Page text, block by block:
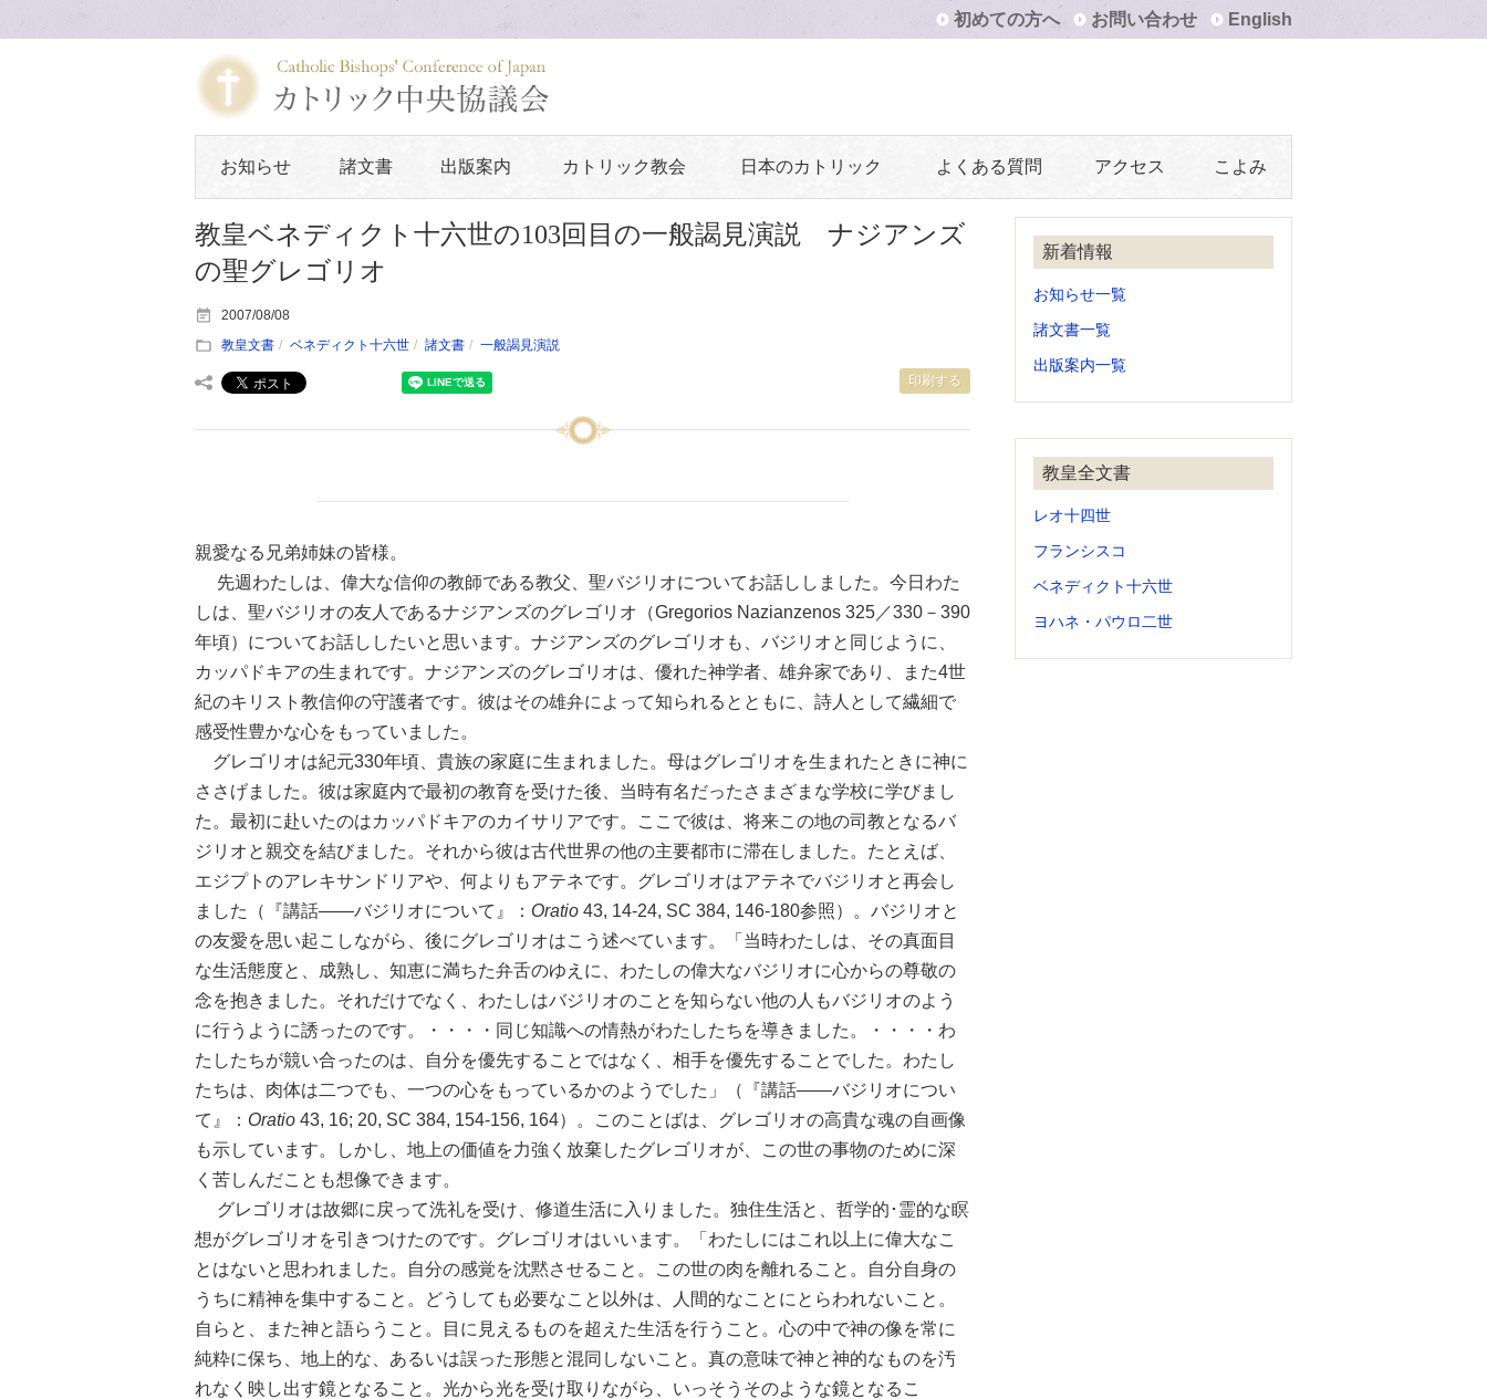
初めての方へ お問い合わせ English
お知らせ 諸文書 出版案内 カトリック教会 日本のカトリック よくある質問 アクセス こよみ
教皇ベネディクト十六世の103回目の一般謁見演説 ナジアンズ
の聖グレゴリオ
印刷する
2007/08/08
教皇文書
ベネディクト十六世 諸文書 一般謁見演説
親愛なる兄弟姉妹の皆様。
先週わたしは、偉大な信仰の教師である教父、聖バジリオについてお話ししました。今日わた
しは、聖バジリオの友人であるナジアンズのグレゴリオ（Gregorios Nazianzenos 325／330－390
年頃）についてお話ししたいと思います。ナジアンズのグレゴリオも、バジリオと同じように、
カッパドキアの生まれです。ナジアンズのグレゴリオは、優れた神学者、雄弁家であり、また4世
紀のキリスト教信仰の守護者です。彼はその雄弁によって知られるとともに、詩人として繊細で
感受性豊かな心をもっていました。
グレゴリオは紀元330年頃、貴族の家庭に生まれました。母はグレゴリオを生まれたときに神に
ささげました。彼は家庭内で最初の教育を受けた後、当時有名だったさまざまな学校に学びまし
た。最初に赴いたのはカッパドキアのカイサリアです。ここで彼は、将来この地の司教となるバ
ジリオと親交を結びました。それから彼は古代世界の他の主要都市に滞在しました。たとえば、
エジプトのアレキサンドリアや、何よりもアテネです。グレゴリオはアテネでバジリオと再会し
ました（『講話――バジリオについて』： Oratio 43, 14-24, SC 384, 146-180参照）。バジリオと
の友愛を思い起こしながら、後にグレゴリオはこう述べています。「当時わたしは、その真面目
な生活態度と、成熟し、知恵に満ちた弁舌のゆえに、わたしの偉大なバジリオに心からの尊敬の
念を抱きました。それだけでなく、わたしはバジリオのことを知らない他の人もバジリオのよう
に行うように誘ったのです。・・・・同じ知識への情熱がわたしたちを導きました。・・・・わ
たしたちが競い合ったのは、自分を優先することではなく、相手を優先することでした。わたし
たちは、肉体は二つでも、一つの心をもっているかのようでした」（『講話――バジリオについ
て』： Oratio 43, 16; 20, SC 384, 154-156, 164）。このことばは、グレゴリオの高貴な魂の自画像
も示しています。しかし、地上の価値を力強く放棄したグレゴリオが、この世の事物のために深
く苦しんだことも想像できます。
グレゴリオは故郷に戻って洗礼を受け、修道生活に入りました。独住生活と、哲学的･霊的な瞑
想がグレゴリオを引きつけたのです。グレゴリオはいいます。「わたしにはこれ以上に偉大なこ
とはないと思われました。自分の感覚を沈黙させること。この世の肉を離れること。自分自身の
うちに精神を集中すること。どうしても必要なこと以外は、人間的なことにとらわれないこと。
自らと、また神と語らうこと。目に見えるものを超えた生活を行うこと。心の中で神の像を常に
純粋に保ち、地上的な、あるいは誤った形態と混同しないこと。真の意味で神と神的なものを汚
れなく映し出す鏡となること。光から光を受け取りながら、いっそうそのような鏡となるこ
新着情報
お知らせ一覧
諸文書一覧
出版案内一覧
教皇全文書
レオ十四世
フランシスコ
ベネディクト十六世
ヨハネ・パウロ二世